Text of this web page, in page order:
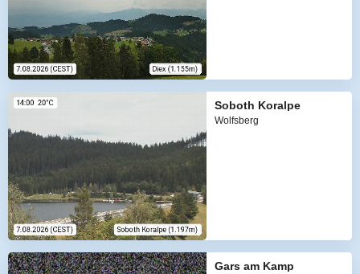
Soboth Koralpe
Wolfsberg
Gars am Kamp